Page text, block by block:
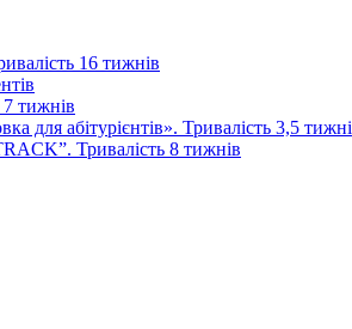
16 тижнів
тижнів
для абітурієнтів». Тривалість 3,5 тижні
Тривалість 8 тижнів